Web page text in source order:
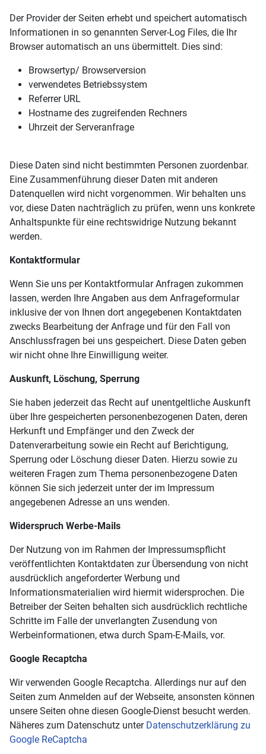
Der Provider der Seiten erhebt und speichert automatisch
Informationen in so genannten Server-Log Files, die Ihr
Browser automatisch an uns übermittelt. Dies sind:
Browsertyp/ Browserversion
verwendetes Betriebssystem
Referrer URL
Hostname des zugreifenden Rechners
Uhrzeit der Serveranfrage
Diese Daten sind nicht bestimmten Personen zuordenbar.
Eine Zusammenführung dieser Daten mit anderen
Datenquellen wird nicht vorgenommen. Wir behalten uns
vor, diese Daten nachträglich zu prüfen, wenn uns konkrete
Anhaltspunkte für eine rechtswidrige Nutzung bekannt
werden.
Kontaktformular
Wenn Sie uns per Kontaktformular Anfragen zukommen
lassen, werden Ihre Angaben aus dem Anfrageformular
inklusive der von Ihnen dort angegebenen Kontaktdaten
zwecks Bearbeitung der Anfrage und für den Fall von
Anschlussfragen bei uns gespeichert. Diese Daten geben
wir nicht ohne Ihre Einwilligung weiter.
Auskunft, Löschung, Sperrung
Sie haben jederzeit das Recht auf unentgeltliche Auskunft
über Ihre gespeicherten personenbezogenen Daten, deren
Herkunft und Empfänger und den Zweck der
Datenverarbeitung sowie ein Recht auf Berichtigung,
Sperrung oder Löschung dieser Daten. Hierzu sowie zu
weiteren Fragen zum Thema personenbezogene Daten
können Sie sich jederzeit unter der im Impressum
angegebenen Adresse an uns wenden.
Widerspruch Werbe-Mails
Der Nutzung von im Rahmen der Impressumspflicht
veröffentlichten Kontaktdaten zur Übersendung von nicht
ausdrücklich angeforderter Werbung und
Informationsmaterialien wird hiermit widersprochen. Die
Betreiber der Seiten behalten sich ausdrücklich rechtliche
Schritte im Falle der unverlangten Zusendung von
Werbeinformationen, etwa durch Spam-E-Mails, vor.
Google Recaptcha
Wir verwenden Google Recaptcha. Allerdings nur auf den
Seiten zum Anmelden auf der Webseite, ansonsten können
unsere Seiten ohne diesen Google-Dienst besucht werden.
Näheres zum Datenschutz unter Datenschutzerklärung zu
Google ReCaptcha